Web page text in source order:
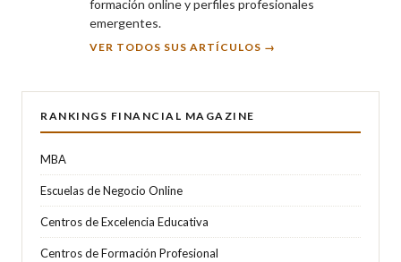
formación online y perfiles profesionales
emergentes.
VER TODOS SUS ARTÍCULOS →
RANKINGS FINANCIAL MAGAZINE
MBA
Escuelas de Negocio Online
Centros de Excelencia Educativa
Centros de Formación Profesional